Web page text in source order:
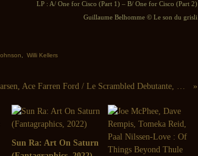
LP : A/ One for Cisco (Part 1) – B/ One for Cisco (Part 2)
Guillaume Belhomme © Le son du grisli
Willi Kellers
GX Jupitter-Larsen, Ace Farren Ford / Le Scrambled Debutante, EMERGE : Split (Attenuation Circuit, 2015)
Sun Ra: Art On Saturn